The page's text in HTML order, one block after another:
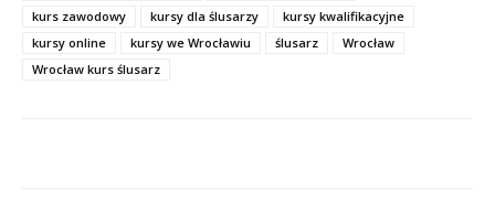
kurs zawodowy
kursy dla ślusarzy
kursy kwalifikacyjne
kursy online
kursy we Wrocławiu ślusarz
Wrocław
Wrocław kurs ślusarz